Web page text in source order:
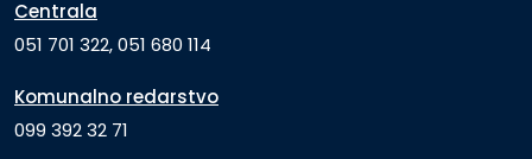
Centrala
051 701 322, 051 680 114
Komunalno redarstvo
099 392 32 71